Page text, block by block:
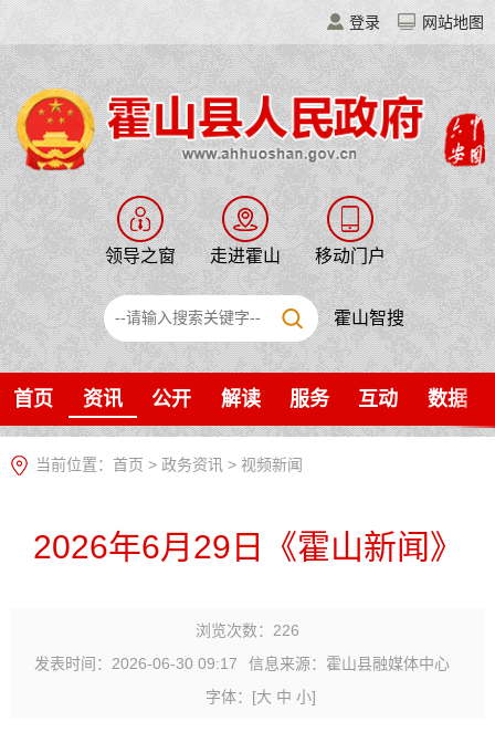
登录 网站地图
领导之窗 走进霍山 移动门户
霍山智搜
首页 资讯 公开 解读 服务 互动 数据
当前位置： 首页 > 政务资讯 > 视频新闻
2026年6月29日《霍山新闻》
浏览次数： 226
发表时间：2026-06-30 09:17
信息来源：霍山县融媒体中心
字体： [大 中 小]